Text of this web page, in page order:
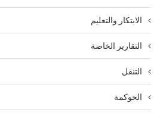
الابتكار والتعليم
التقارير الخاصة
التنقل
الحوكمة